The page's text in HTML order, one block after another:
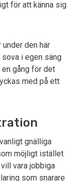
för att känna sig
den här
i egen säng
gång för det
med på ett
gnälliga
möjligt istället
vara jobbiga
som snarare